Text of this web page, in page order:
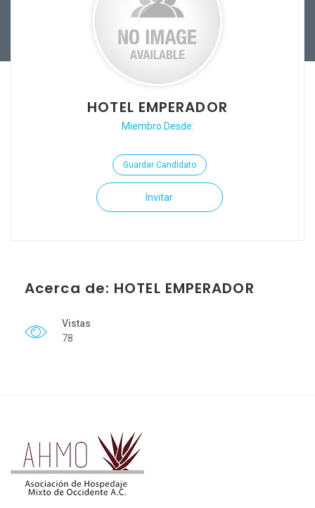
HOTEL EMPERADOR
Miembro Desde:
Guardar Candidato
Invitar
Acerca de: HOTEL EMPERADOR
Vistas
78